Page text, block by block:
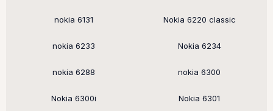
nokia 6131 Nokia 6220 classic
nokia 6233 Nokia 6234
nokia 6288 nokia 6300
Nokia 6300i Nokia 6301